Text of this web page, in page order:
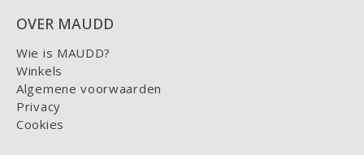
OVER MAUDD
Wie is MAUDD?
Winkels
Algemene voorwaarden
Privacy
Cookies